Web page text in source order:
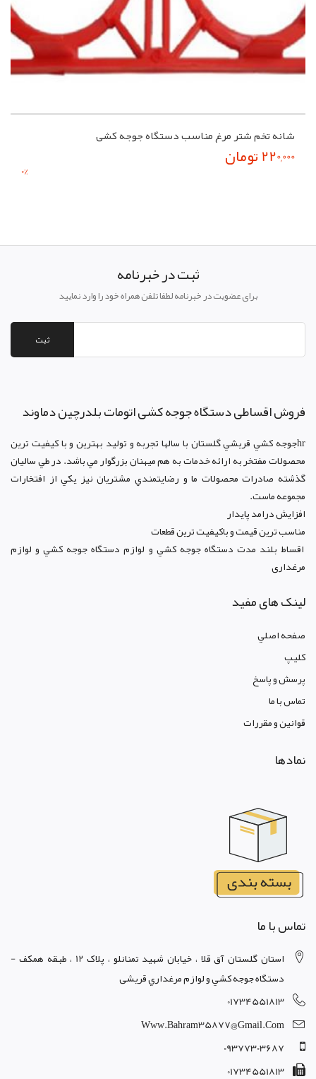
شانه تخم شتر مرغ مناسب دستگاه جوجه کشی
220,000 تومان 0%
ثبت در خبرنامه
برای عضویت در خبرنامه لطفا تلفن همراه خود را وارد نمایید
ثبت
فروش اقساطی دستگاه جوجه کشی اتومات بلدرچین دماوند
hrجوجه کشي قريشي گلستان با سالها تجربه و توليد بهترين و با کيفيت ترين
محصولات مفتخر به ارائه خدمات به هم ميهنان بزرگوار مي باشد. در طي ساليان
گذشته صادرات محصولات ما و رضايتمندي مشتريان نيز يکي از افتخارات
مجموعه ماست.
افزايش درامد پايدار
مناسب ترين قيمت و باکيفيت ترين قطعات
اقساط بلند مدت دستگاه جوجه کشي و لوازم دستگاه جوجه کشي و لوازم
مرغداری
لینک های مفید
صفحه اصلي
کليپ
پرسش و پاسخ
تماس با ما
قوانين و مقررات
نمادها
تماس با ما
استان گلستان آق قلا ، خيابان شهيد تمنانلو ، پلاک 12 ، طبقه همکف -
دستگاه جوجه کشي و لوازم مرغداري قریشی
01734551813
Www.bahram35877@gmail.com
09377303687
01734551813